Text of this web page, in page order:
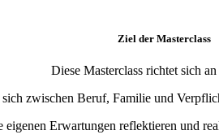
Ziel der Masterclass
Diese Masterclass richtet sich
sich zwischen Beruf, Familie und
eigenen Erwartungen reflektieren und